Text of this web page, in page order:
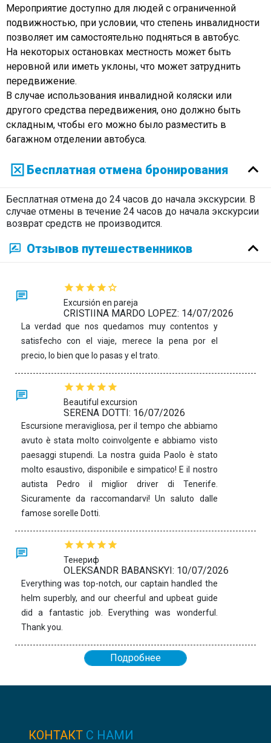
Мероприятие доступно для людей с ограниченной
подвижностью, при условии, что степень инвалидности
позволяет им самостоятельно подняться в автобус.
На некоторых остановках местность может быть
неровной или иметь уклоны, что может затруднить
передвижение.
В случае использования инвалидной коляски или
другого средства передвижения, оно должно быть
складным, чтобы его можно было разместить в
багажном отделении автобуса.
Бесплатная отмена бронирования
Бесплатная отмена до 24 часов до начала экскурсии. В
случае отмены в течение 24 часов до начала экскурсии
возврат средств не производится.
Отзывов путешественников
Excursión en pareja
CRISTIINA MARDO LOPEZ: 14/07/2026
La verdad que nos quedamos muy contentos y
satisfecho con el viaje, merece la pena por el
precio, lo bien que lo pasas y el trato.
Beautiful excursion
SERENA DOTTI: 16/07/2026
Escursione meravigliosa, per il tempo che abbiamo
avuto è stata molto coinvolgente e abbiamo visto
paesaggi stupendi. La nostra guida Paolo è stato
molto esaustivo, disponibile e simpatico! E il nostro
autista Pedro il miglior driver di Tenerife.
Sicuramente da raccomandarvi! Un saluto dalle
famose sorelle Dotti.
Тенериф
OLEKSANDR BABANSKYI: 10/07/2026
Everything was top-notch, our captain handled the
helm superbly, and our cheerful and upbeat guide
did a fantastic job. Everything was wonderful.
Thank you.
Подробнее
КОНТАКТ С НАМИ